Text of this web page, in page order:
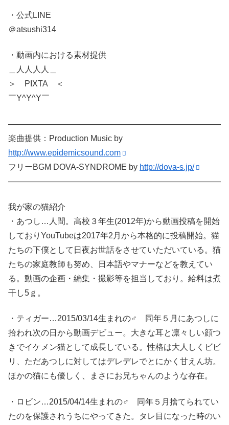
・公式LINE
＠atsushi314
・動画内における素材提供
＿人人人人＿
＞ PIXTA ＜
￣Y^Y^Y￣
——————————————————————————
楽曲提供：Production Music by
http://www.epidemicsound.com
フリーBGM DOVA-SYNDROME by http://dova-s.jp/
——————————————————————————
我が家の猫紹介
・あつし…人間。高校３年生(2012年)から動画投稿を開始
しておりYouTubeは2017年2月から本格的に投稿開始。猫
たちの下僕として日夜お世話をさせていただいている。猫
たちの家庭教師も努め、日本語やマナーなどを教えてい
る。動画の企画・編集・撮影等を担当しており。給料は煮
干し5ｇ。
・ティガー…2015/03/14生まれの♂ 同年５月にあつしに
拾われ次の日から動画デビュー。大きな耳と凛々しい顔つ
きでイケメン猫として成長している。性格は大人しくビビ
リ、ただあつしに対してはデレデレでとにかく甘えん坊。
ほかの猫にも優しく、まさにお兄ちゃんのような存在。
・ロビン…2015/04/14生まれの♂ 同年５月捨てられてい
たのを保護されうちにやってきた。タレ目になった時のい